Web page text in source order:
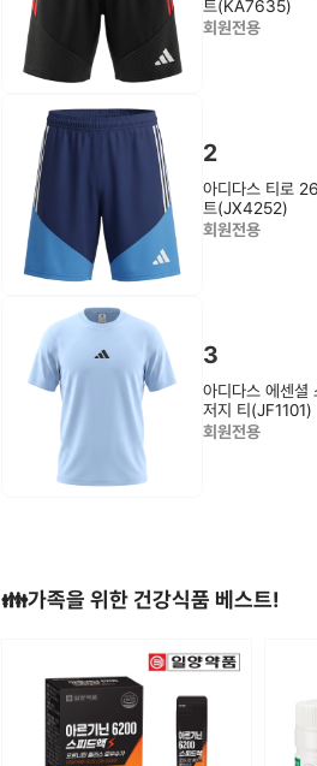
트(KA7635)
회원전용
2
아디다스 티로
트(JX4252)
회원전용
3
아디다스 에센셜
저지 티(JF1101)
회원전용
👪가족을 위한 건강식품 베스트!